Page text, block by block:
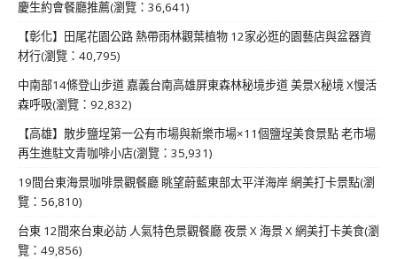
慶生約會餐廳推薦(瀏覽：36,641)
【彰化】田尾花園公路 熱帶雨林觀葉植物 12家必逛的園藝店與盆器資
材行(瀏覽：40,795)
中南部14條登山步道 嘉義台南高雄屏東森林秘境步道 美景X秘境 X慢活
森呼吸(瀏覽：92,832)
【高雄】散步鹽埕第一公有市場與新樂市場×11個鹽埕美食景點 老市場
再生進駐文青咖啡小店(瀏覽：35,931)
19間台東海景咖啡景觀餐廳 眺望蔚藍東部太平洋海岸 網美打卡景點(瀏
覽：56,810)
台東 12間來台東必訪 人氣特色景觀餐廳 夜景 X 海景 X 網美打卡美食(瀏
覽：49,856)